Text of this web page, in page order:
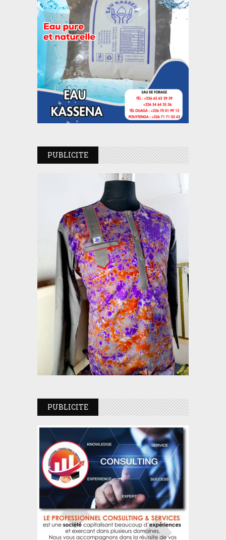
PUBLICITE
PUBLICITE